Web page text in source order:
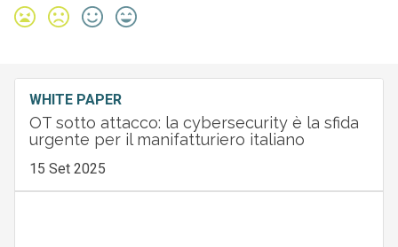
WHITE PAPER
OT sotto attacco: la cybersecurity è la sfida
urgente per il manifatturiero italiano
15 Set 2025